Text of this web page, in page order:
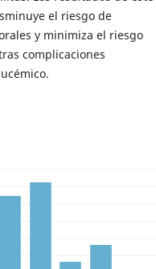
el riesgo de
y minimiza el riesgo
complicaciones